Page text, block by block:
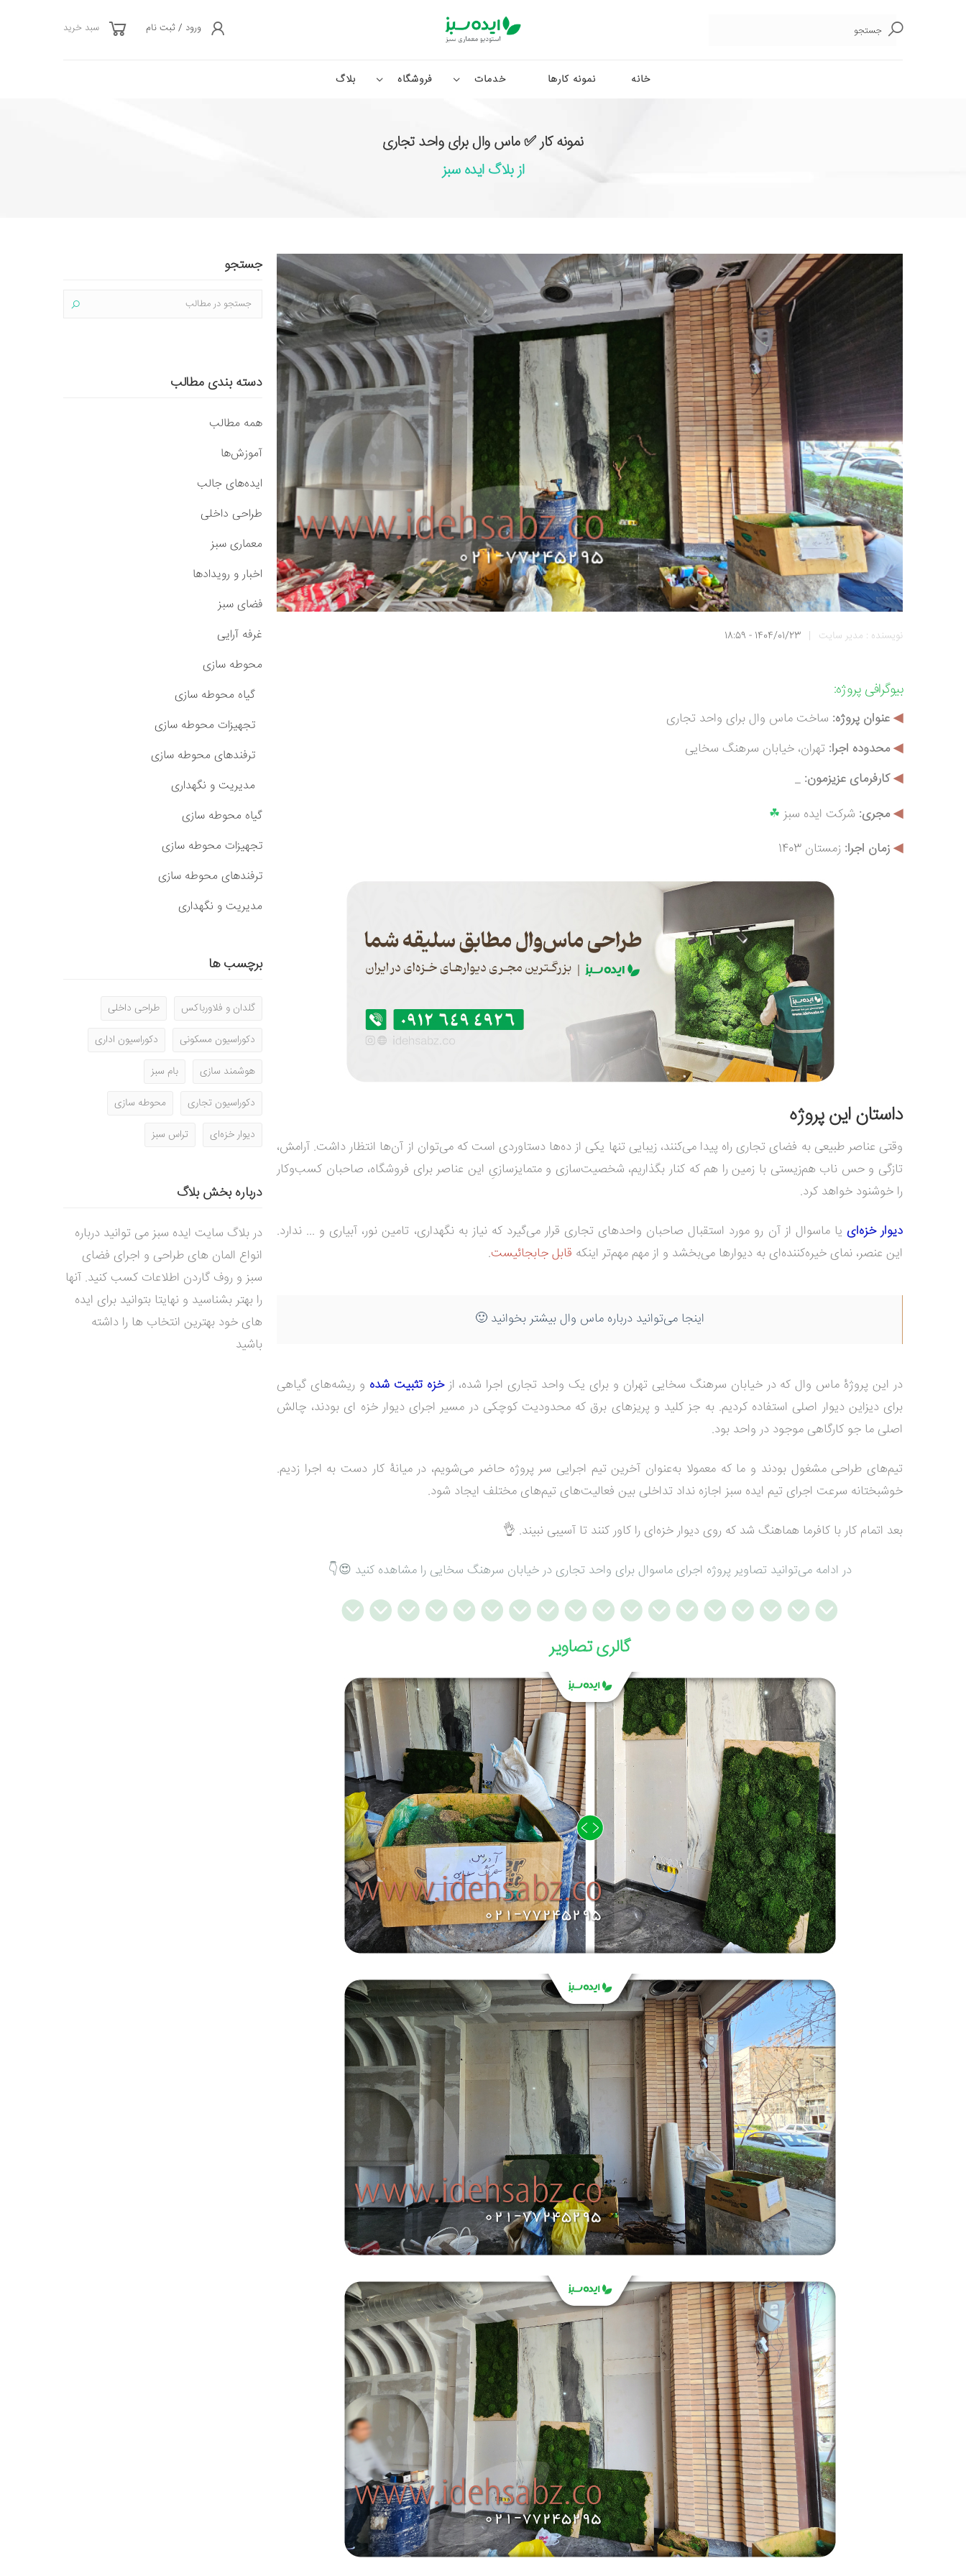
جستجو
ورود / ثبت نام سبد خرید
خانه نمونه کارها خدمات فروشگاه بلاگ
نمونه کار ✅ ماس وال برای واحد تجاری
از بلاگ ایده سبز
نویسنده : مدیر سایت |
1404/01/23 - 18:59
بیوگرافی پروژه:
◀عنوان پروژه: ساخت ماس وال برای واحد تجاری
◀محدوده اجرا: تهران، خیابان سرهنگ سخایی
◀کارفرمای عزیزمون: _
◀مجری: شرکت ایده سبز ☘
◀زمان اجرا: زمستان 1403
داستان این پروژه
وقتی عناصر طبیعی به فضای تجاری راه پیدا می‌کنند، زیبایی تنها یکی از ده‌ها دستاوردی است که می‌توان از آن‌ها انتظار داشت. آرامش،
تازگی و حس ناب هم‌زیستی با زمین را هم که کنار بگذاریم، شخصیت‌سازی و متمایزسازیِ این عناصر برای فروشگاه، صاحبان کسب‌وکار
را خوشنود خواهد کرد.
دیوار خزه‌ای یا ماسوال از آن رو مورد استقبال صاحبان واحدهای تجاری قرار می‌گیرد که نیاز به نگهداری، تامین نور، آبیاری و ... ندارد.
این عنصر، نمای خیره‌کننده‌ای به دیوارها می‌بخشد و از مهم مهم‌تر اینکه قابل جابجائیست.
اینجا می‌توانید دربارهماس والبیشتر بخوانید 🙂
در این پروژۀ ماس وال که در خیابان سرهنگ سخایی تهران و برای یک واحد تجاری اجرا شده، ازخزه تثبیت شده و ریشه‌های گیاهی
برای دیزاین دیوار اصلی استفاده کردیم. به جز کلید و پریزهای برق که محدودیت کوچکی در مسیر اجرای دیوار خزه ای بودند، چالش
اصلی ما جو کارگاهی موجود در واحد بود.
تیم‌های طراحی مشغول بودند و ما که معمولا به‌عنوان آخرین تیم اجرایی سر پروژه حاضر می‌شویم، در میانۀ کار دست به اجرا زدیم.
خوشبختانه سرعت اجرای تیم ایده سبز اجازه نداد تداخلی بین فعالیت‌های تیم‌های مختلف ایجاد شود.
بعد اتمام کار با کافرما هماهنگ شد که روی دیوار خزه‌ای را کاور کنند تا آسیبی نبیند. 👌
در ادامه می‌توانید تصاویر پروژه اجرای ماسوال برای واحد تجاری در خیابان سرهنگ سخایی را مشاهده کنید 😍👇
گالری تصاویر
جستجو
دسته بندی مطالب
همه مطالب
آموزش‌ها
ایده‌های جالب
طراحی داخلی
معماری سبز
اخبار و رویدادها
فضای سبز
غرفه آرایی
محوطه سازی
گیاه محوطه سازی
تجهیزات محوطه سازی
ترفندهای محوطه سازی
مدیریت و نگهداری
گیاه محوطه سازی
تجهیزات محوطه سازی
ترفندهای محوطه سازی
مدیریت و نگهداری
برچسب ها
گلدان و فلاورباکس
طراحی داخلی
دکوراسیون مسکونی
دکوراسیون اداری
هوشمند سازی
بام سبز
دکوراسیون تجاری
محوطه سازی
دیوار خزه‌ای
تراس سبز
درباره بخش بلاگ
در بلاگ سایت ایده سبز می توانید درباره
انواع المان های طراحی و اجرای فضای
سبز و روف گاردن اطلاعات کسب کنید. آنها
را بهتر بشناسید و نهایتا بتوانید برای ایده
های خود بهترین انتخاب ها را داشته
باشید